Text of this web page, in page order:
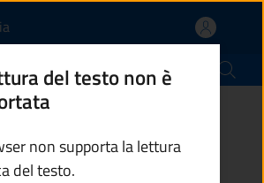
(apre in un'altra scheda).
di Esinedel testo non è
non supporta la lettura
del testo.